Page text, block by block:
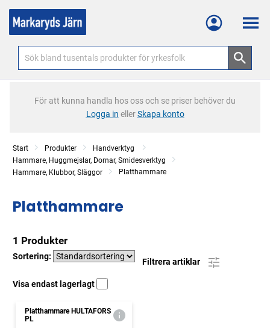
Meny
För att kunna handla hos oss och se priser behöver du
Logga in ellerSkapa konto
Start Produkter
Handverktyg
Hammare, Huggmejslar, Dornar, Smidesverktyg
Hammare, Klubbor, Släggor
Platthammare
Platthammare
1 Produkter
Sortering:
Filtrera artiklar
Visa endast lagerlagt
Platthammare HULTAFORS
PL